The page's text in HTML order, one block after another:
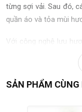
từng sợi vải. Sau đó,
quần áo và tỏa mùi
Với công nghệ lưu
giúp áo quần tỏa
suốt cả ngày dài. Chỉ
thơm ngát đến bất
SẢN PHẨM